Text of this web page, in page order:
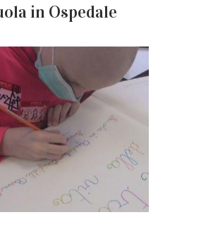
in Ospedale